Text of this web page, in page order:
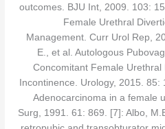
outcomes. BJU Int, 2009. 103:
Female Urethral
Management. Curr Urol Rep,
E., et al. Autologous
Concomitant Female
Incontinence. Urology, 2015. 85:
Adenocarcinoma in a female
Surg, 1991. 61: 869. [7]: Albo,